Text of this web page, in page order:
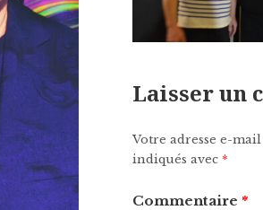
Laisser un
Votre adresse e-
indiqués avec *
Commentaire *